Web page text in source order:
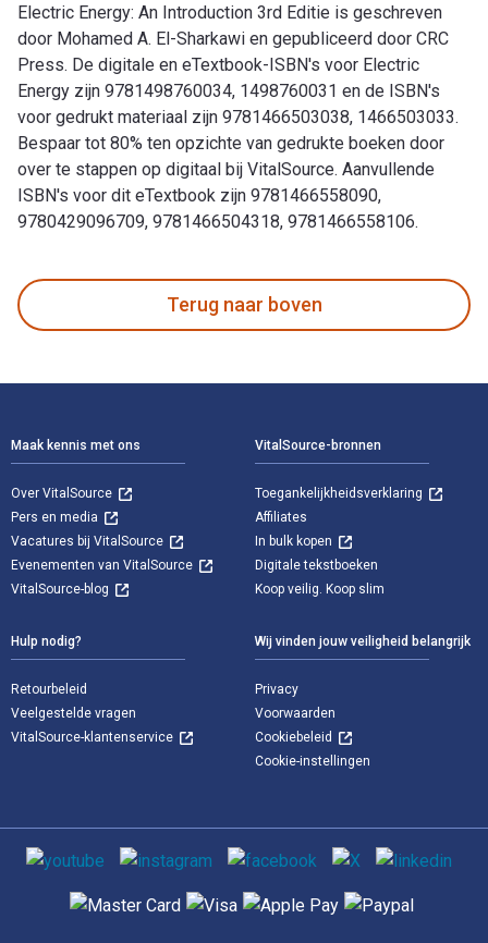
Electric Energy: An Introduction 3rd Editie is geschreven
door Mohamed A. El-Sharkawi en gepubliceerd door CRC
Press. De digitale en eTextbook-ISBN's voor Electric
Energy zijn 9781498760034, 1498760031 en de ISBN's
voor gedrukt materiaal zijn 9781466503038, 1466503033.
Bespaar tot 80% ten opzichte van gedrukte boeken door
over te stappen op digitaal bij VitalSource. Aanvullende
ISBN's voor dit eTextbook zijn 9781466558090,
9780429096709, 9781466504318, 9781466558106.
Terug naar boven
Maak kennis met ons
Over VitalSource
Pers en media
Vacatures bij VitalSource
Evenementen van VitalSource
VitalSource-blog
VitalSource-bronnen
Toegankelijkheidsverklaring
Affiliates
In bulk kopen
Digitale tekstboeken
Koop veilig. Koop slim
Hulp nodig?
Retourbeleid
Veelgestelde vragen
VitalSource-klantenservice
Wij vinden jouw veiligheid belangrijk
Privacy
Voorwaarden
Cookiebeleid
Cookie-instellingen
Sociale media
Ondersteunde betaalmethoden